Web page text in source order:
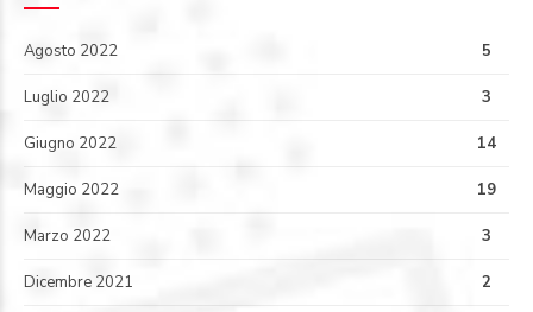
Agosto 2022 5
Luglio 2022 3
Giugno 2022 14
Maggio 2022 19
Marzo 2022 3
Dicembre 2021 2